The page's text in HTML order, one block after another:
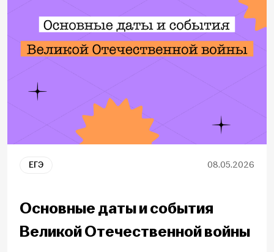
ЕГЭ 08.05.2026
Основные даты и события
Великой Отечественной войны